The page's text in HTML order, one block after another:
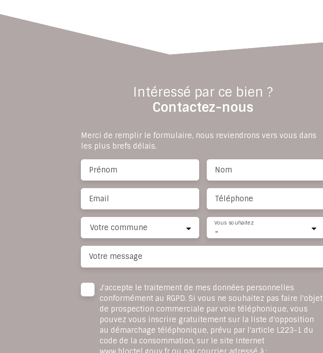
Intéressé par ce bien ?
Contactez-nous
Merci de remplir le formulaire, nous reviendrons vers vous dans
les plus brefs délais.
Prénom Nom
Email Téléphone
Votre commune -
Vous souhaitez
Votre message
J'accepte le traitement de mes données personnelles
conformément au RGPD. Si vous ne souhaitez pas faire l'objet
de prospection commerciale par voie téléphonique, vous
pouvez vous inscrire gratuitement sur la liste d'opposition
au démarchage téléphonique, prévu par l'article L223-1 du
code de la consommation, sur le site Internet